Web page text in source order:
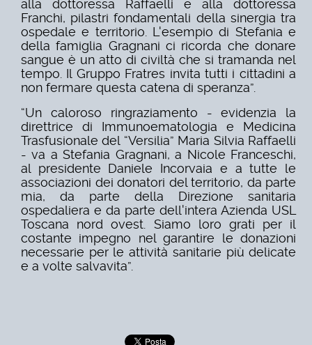
alla dottoressa Raffaelli e alla dottoressa
Franchi, pilastri fondamentali della sinergia tra
ospedale e territorio. L'esempio di Stefania e
della famiglia Gragnani ci ricorda che donare
sangue è un atto di civiltà che si tramanda nel
tempo. Il Gruppo Fratres invita tutti i cittadini a
non fermare questa catena di speranza”.
“Un caloroso ringraziamento - evidenzia la
direttrice di Immunoematologia e Medicina
Trasfusionale del “Versilia” Maria Silvia Raffaelli
- va a Stefania Gragnani, a Nicole Franceschi,
al presidente Daniele Incorvaia e a tutte le
associazioni dei donatori del territorio, da parte
mia, da parte della Direzione sanitaria
ospedaliera e da parte dell'intera Azienda USL
Toscana nord ovest. Siamo loro grati per il
costante impegno nel garantire le donazioni
necessarie per le attività sanitarie più delicate
e a volte salvavita”.